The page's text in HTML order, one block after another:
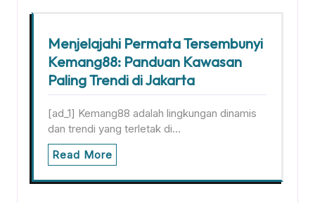
Menjelajahi Permata Tersembunyi
Kemang88: Panduan Kawasan
Paling Trendi di Jakarta
[ad_1] Kemang88 adalah lingkungan dinamis
dan trendi yang terletak di…
Read More